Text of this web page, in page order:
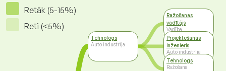
Retāk (5-15%)
Reti (<5%)
Tehnologs
Auto industrija
Ražošanas
vadītājs
Vadība
Projektēšanas
inženieris
Auto industrija
Tehnologs
Ražošana